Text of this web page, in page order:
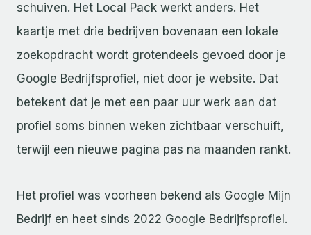
schuiven. Het Local Pack werkt anders. Het
kaartje met drie bedrijven bovenaan een lokale
zoekopdracht wordt grotendeels gevoed door je
Google Bedrijfsprofiel, niet door je website. Dat
betekent dat je met een paar uur werk aan dat
profiel soms binnen weken zichtbaar verschuift,
terwijl een nieuwe pagina pas na maanden rankt.
Het profiel was voorheen bekend als Google Mijn
Bedrijf en heet sinds 2022 Google Bedrijfsprofiel.